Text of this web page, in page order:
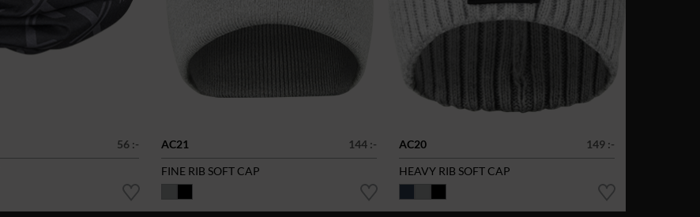
56 :-
AC21
144 :-
FINE RIB SOFT CAP
AC20
149 :-
HEAVY RIB SOFT CAP